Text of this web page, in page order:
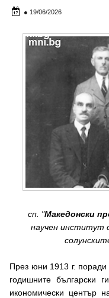
● 19/06/2026
сп. "Македонски
научен институт
През юни 1913 г. поради
годишните български
икономически център